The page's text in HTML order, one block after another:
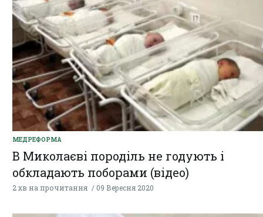
МЕДРЕФОРМА
В Миколаєві породіль не годують і
обкладають поборами (відео)
2 хв на прочитання 09 Вересня 2020